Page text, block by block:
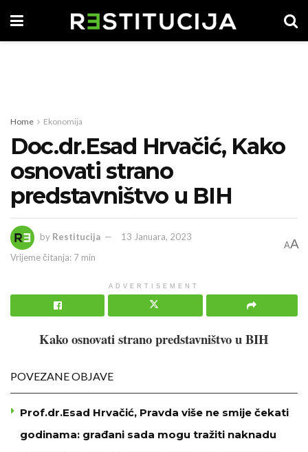
Home Ekonomija
Doc.dr.Esad Hrvačić, Kako
osnovati strano
predstavništvo u BIH
by Restitucija
13 Januara, 2023
Vrijeme čitanja: 7 min
AA
ADVERTISEMENT
Kako osnovati strano predstavništvo u BIH
POVEZANE OBJAVE
Prof.dr.Esad Hrvačić, Pravda više ne smije čekati
godinama: građani sada mogu tražiti naknadu